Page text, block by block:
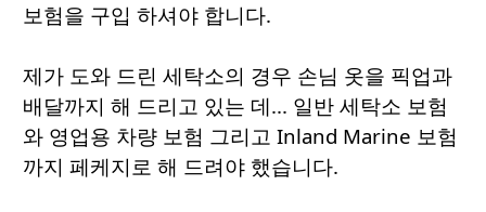
보험을 구입 하셔야 합니다.
제가 도와 드린 세탁소의 경우 손님 옷을 픽업과
배달까지 해 드리고 있는 데... 일반 세탁소 보험
와 영업용 차량 보험 그리고 Inland Marine 보험
까지 페케지로 해 드려야 했습니다.